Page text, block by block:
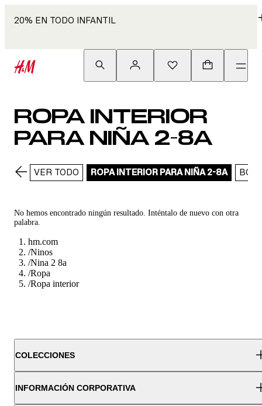
20% EN TODO INFANTIL
ROPA INTERIOR
PARA NIÑA 2-8A
VER TODO ROPA INTERIOR PARA NIÑA 2-8A
No hemos encontrado ningún resultado. Inténtalo de nuevo con otra
palabra.
hm.com
/Ninos
/Nina 2 8a
/Ropa
/Ropa interior
COLECCIONES
INFORMACIÓN CORPORATIVA